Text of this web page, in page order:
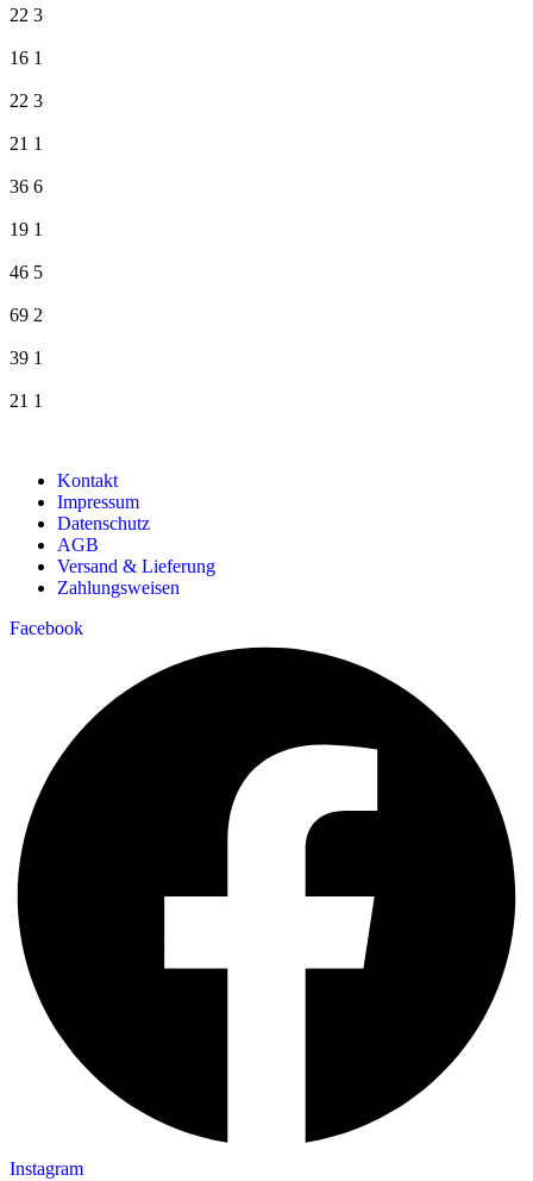
22 3
16 1
22 3
21 1
36 6
19 1
46 5
69 2
39 1
21 1
Kontakt
Impressum
Datenschutz
AGB
Versand & Lieferung
Zahlungsweisen
Facebook
Instagram